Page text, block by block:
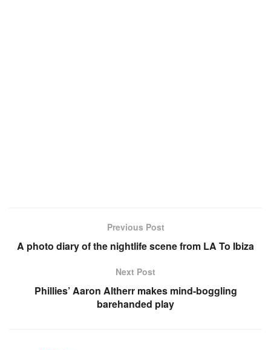
Previous Post
A photo diary of the nightlife scene from LA To Ibiza
Next Post
Phillies’ Aaron Altherr makes mind-boggling
barehanded play